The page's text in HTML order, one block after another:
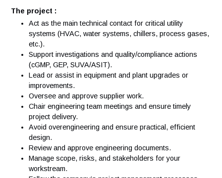
To join our Life Sciences team in Vaud, we are looking for
Engineering Lead - Facilities & Utilities.
The project :
Act as the main technical contact for critical utility
systems (HVAC, water systems, chillers, process
etc.).
Support investigations and quality/compliance actions
(cGMP, GEP, SUVA/ASIT).
Lead or assist in equipment and plant upgrades or
improvements.
Oversee and approve supplier work.
Chair engineering team meetings and ensure timely